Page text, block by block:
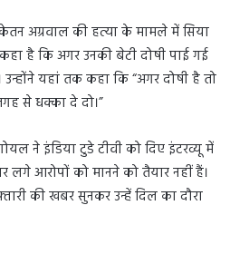
अग्रवाल की हत्या के मामले में सिया
है कि अगर उनकी बेटी दोषी पाई गई
यहां तक कहा कि “अगर दोषी है तो
से धक्का दे दो।”
ने इंडिया टुडे टीवी को दिए इंटरव्यू में
लगे आरोपों को मानने को तैयार नहीं हैं।
की खबर सुनकर उन्हें दिल का दौरा